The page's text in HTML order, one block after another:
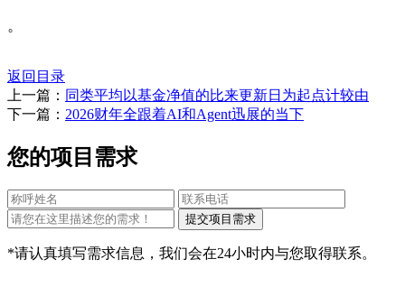
。
返回目录
上一篇： 同类平均以基金净值的比来更新日为起点计较由
下一篇： 2026财年全跟着AI和Agent迅展的当下
您的项目需求
*请认真填写需求信息，我们会在24小时内与您取得联系。